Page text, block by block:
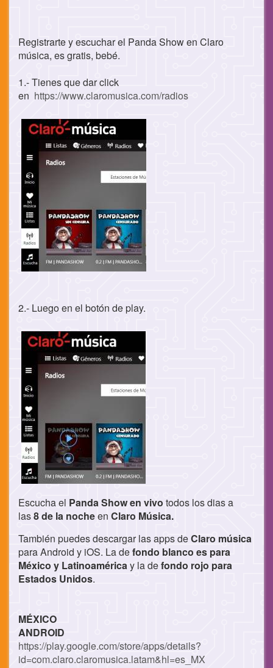
Registrarte y escuchar el Panda Show en Claro
música, es gratis, bebé.
1.- Tienes que dar click
en https://www.claromusica.com/radios
2.- Luego en el botón de play.
Escucha el Panda Show en vivo todos los dias a
las8 de la nocheen Claro Música.
También puedes descargar las apps deClaro música
para Android y iOS. La defondo blanco es para
México y Latinoaméricay la defondo rojo para
Estados Unidos.
MÉXICO
ANDROID
https://play.google.com/store/apps/details?
id=com.claro.claromusica.latam&hl=es_MX